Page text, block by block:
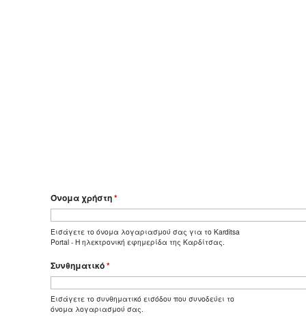
Όνομα χρήστη*
Εισάγετε το όνομα λογαριασμού σας για το Karditsa
Portal - Η ηλεκτρονική εφημερίδα της Καρδίτσας.
Συνθηματικό*
Εισάγετε το συνθηματικό εισόδου που συνοδεύει το
όνομα λογαριασμού σας.